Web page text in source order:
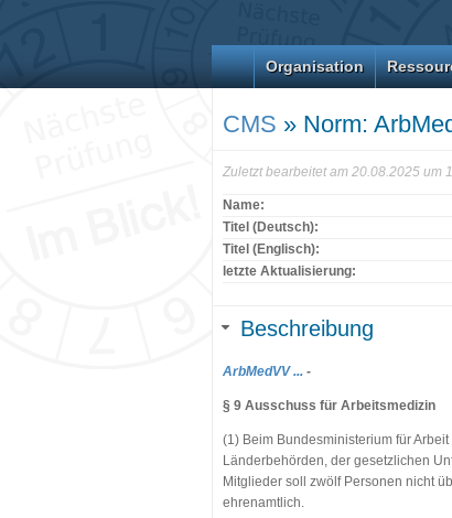
Organisation
CMS » Norm:
Zuletzt bearbeitet am 20.08.2025 um
Name:
Titel (Deutsch):
Titel (Englisch):
letzte Aktualisierung:
Beschreibung
ArbMedVV ... -
§ 9 Ausschuss für Arbeitsmedizin
(1) Beim Bundesministerium für
Länderbehörden, der gesetzlichen
Mitglieder soll zwölf Personen nicht
ehrenamtlich.